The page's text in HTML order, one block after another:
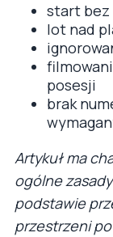
start bez
lot nad
posesji
brak
Artykuł ma
ogólne
podstawie
przestrzeni